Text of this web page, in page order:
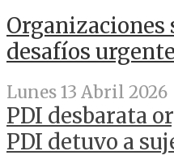
Organizaciones
desafíos
Lunes 13 Abril 2026
PDI desbarata
PDI detuvo a